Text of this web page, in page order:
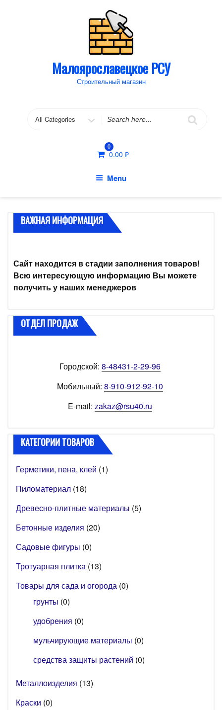
Малоярославецкое РСУ
Строительный магазин
Search
0
0.00₽
Menu
ВАЖНАЯ ИНФОРМАЦИЯ
Сайт находится в стадии заполнения товаров!
Всю интересующую информацию Вы можете
получить у наших менеджеров
ОТДЕЛ ПРОДАЖ
Городской: 8-48431-2-29-96
Мобильный: 8-910-912-92-10
E-mail: zakaz@rsu40.ru
КАТЕГОРИИ ТОВАРОВ
Герметики, пена, клей (1)
Пиломатериал (18)
Древесно-плитные материалы (5)
Бетонные изделия (20)
Садовые фигуры (0)
Тротуарная плитка (13)
Товары для сада и огорода (0)
грунты (0)
удобрения (0)
мульчирующие материалы (0)
средства защиты растений (0)
Металлоизделия (13)
Краски (0)